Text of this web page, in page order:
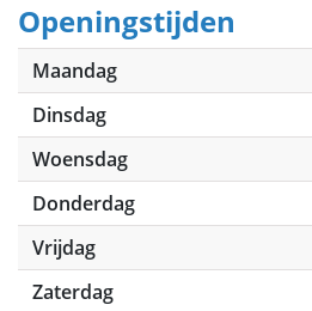
Openingstijden
Maandag
Dinsdag
Woensdag
Donderdag
Vrijdag
Zaterdag